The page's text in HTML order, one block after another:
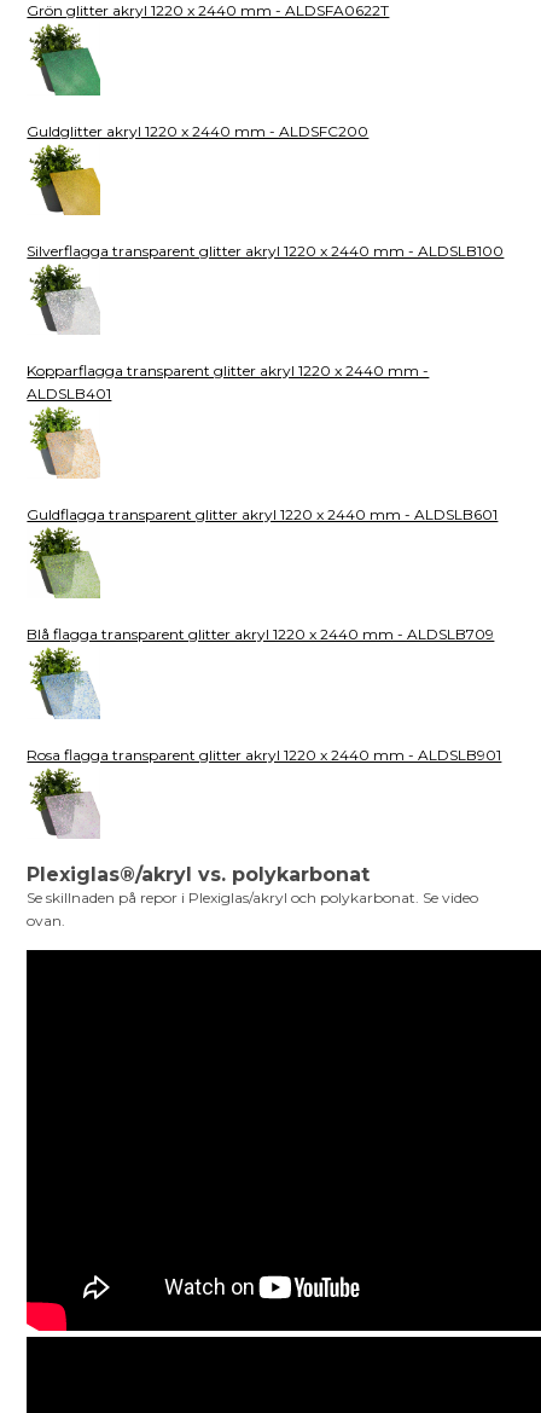
Grön glitter akryl 1220 x 2440 mm - ALDSFA0622T
Guldglitter akryl 1220 x 2440 mm - ALDSFC200
Silverflagga transparent glitter akryl 1220 x 2440 mm - ALDSLB100
Kopparflagga transparent glitter akryl 1220 x 2440 mm -
ALDSLB401
Guldflagga transparent glitter akryl 1220 x 2440 mm - ALDSLB601
Blå flagga transparent glitter akryl 1220 x 2440 mm - ALDSLB709
Rosa flagga transparent glitter akryl 1220 x 2440 mm - ALDSLB901
Plexiglas®/akryl vs. polykarbonat
Se skillnaden på repor i Plexiglas/akryl och polykarbonat. Se video
ovan.